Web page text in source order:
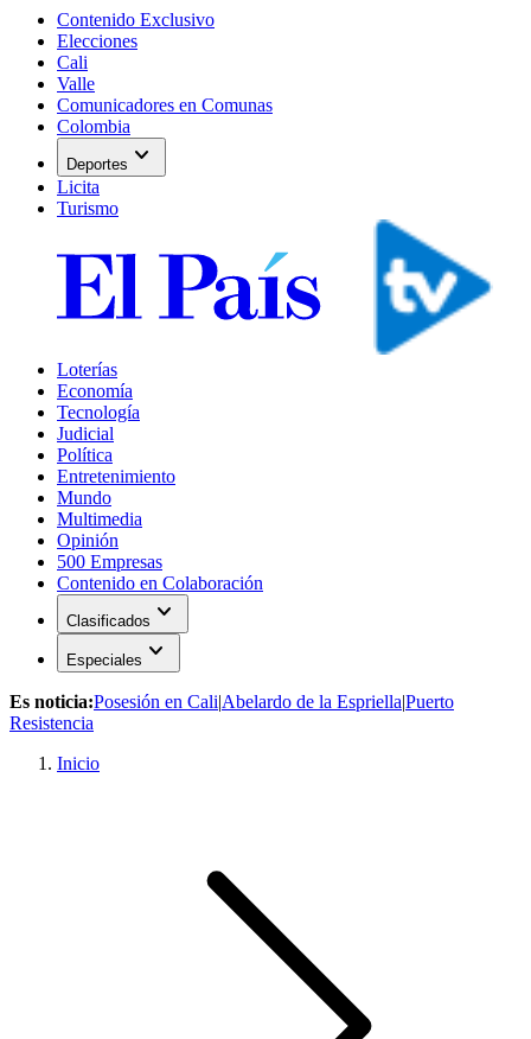
Contenido Exclusivo
Elecciones
Cali
Valle
Comunicadores en Comunas
Colombia
Deportes expand_more
Licita
Turismo
Loterías
Economía
Tecnología
Judicial
Política
Entretenimiento
Mundo
Multimedia
Opinión
500 Empresas
Contenido en Colaboración
Clasificados expand_more
Especiales expand_more
Es noticia:Posesión en Cali|Abelardo de la Espriella|Puerto
Resistencia
Inicio